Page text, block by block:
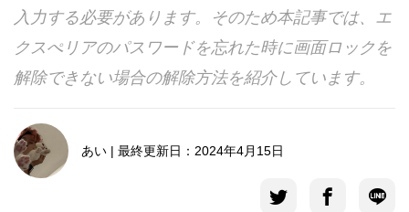
言語選択
入力する必要があります。そのため本記事では、エ
クスぺリアのパスワードを忘れた時に画面ロックを
解除できない場合の解除方法を紹介しています。
あい | 最終更新日：2024年4月15日